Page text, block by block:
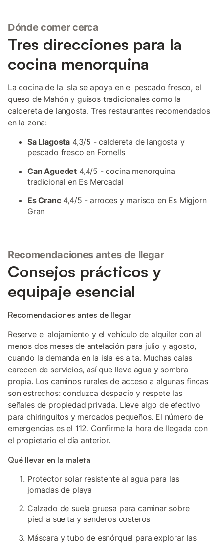
Dónde comer cerca
Tres direcciones para la
cocina menorquina
La cocina de la isla se apoya en el pescado fresco, el
queso de Mahón y guisos tradicionales como la
caldereta de langosta. Tres restaurantes recomendados
en la zona:
Sa Llagosta 4,3/5 - caldereta de langosta y
pescado fresco en Fornells
Can Aguedet 4,4/5 - cocina menorquina
tradicional en Es Mercadal
Es Cranc4,4/5 - arroces y marisco en Es Migjorn
Gran
Recomendaciones antes de llegar
Consejos prácticos y
equipaje esencial
Recomendaciones antes de llegar
Reserve el alojamiento y el vehículo de alquiler con al
menos dos meses de antelación para julio y agosto,
cuando la demanda en la isla es alta. Muchas calas
carecen de servicios, así que lleve agua y sombra
propia. Los caminos rurales de acceso a algunas fincas
son estrechos: conduzca despacio y respete las
señales de propiedad privada. Lleve algo de efectivo
para chiringuitos y mercados pequeños. El número de
emergencias es el 112. Confirme la hora de llegada con
el propietario el día anterior.
Qué llevar en la maleta
Protector solar resistente al agua para las
jornadas de playa
Calzado de suela gruesa para caminar sobre
piedra suelta y senderos costeros
Máscara y tubo de esnórquel para explorar las